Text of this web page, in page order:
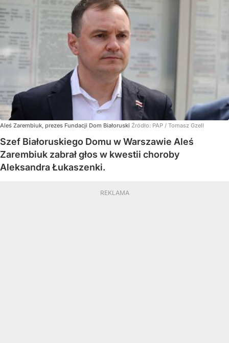
Aleś Zarembiuk, prezes Fundacji Dom Białoruski Źródło: PAP / Tomasz Gzell
Szef Białoruskiego Domu w Warszawie Aleś
Zarembiuk zabrał głos w kwestii choroby
Aleksandra Łukaszenki.